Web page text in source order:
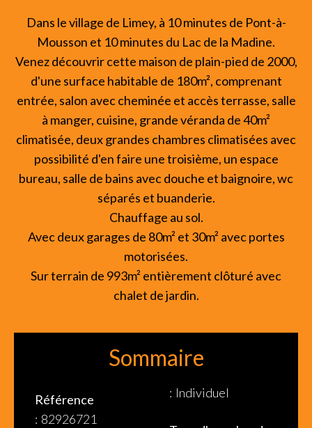
Dans le village de Limey, à 10 minutes de Pont-à-
Mousson et 10 minutes du Lac de la Madine.
Venez découvrir cette maison de plain-pied de 2000,
d'une surface habitable de 180m², comprenant
entrée, salon avec cheminée et accès terrasse, salle
à manger, cuisine, grande véranda de 40m²
climatisée, deux grandes chambres climatisées avec
possibilité d'en faire une troisième, un espace
bureau, salle de bains avec douche et baignoire, wc
séparés et buanderie.
Chauffage au sol.
Avec deux garages de 80m² et 30m² avec portes
motorisées.
Sur terrain de 993m² entièrement clôturé avec
chalet de jardin.
Sommaire
Référence
82926721
Individuel